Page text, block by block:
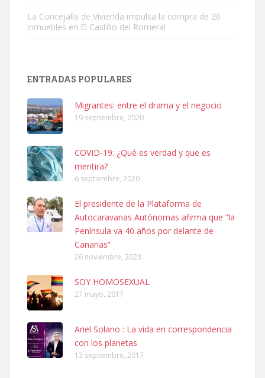
Leales.org » Gran Canaria
SHIBA PERDIDO AVDA JOSE MESA Y LOPEZ
PERRO MACHO RAZA SHIBA CON MICROCHIP PERDIDO HOY
06/07/2025 ZONA MESA Y LOPEZ. ES MUY ASUSTADIZO
Leales.org » Gran Canaria
6.7.2025
Ninfa perdida
El día 5 se los perdió una ninfa papillera, asustada tiene miedo a la
calle, se perdió por la zon...
La Concejalía de Vivienda impulsa la compra de 26
inmuebles en El Castillo del Romeral
ENTRADAS POPULARES
Migrantes: entre el drama y el negocio
19 septiembre, 2020
COVID-19: ¿Qué es verdad y que es
mentira?
6 septiembre, 2020
El presidente de la Plataforma de
Autocaravanas Autónomas afirma que “la
Península va 40 años por delante de
Canarias”
26 noviembre, 2023
SOY HOMOSEXUAL
27 mayo, 2017
Ariel Solano : La vida en correspondencia
con los planetas
13 septiembre, 2017